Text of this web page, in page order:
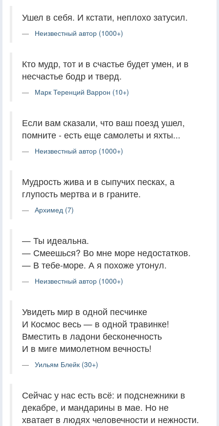
Ушел в себя. И кстати, неплохо затусил.
Неизвестный автор (1000+)
Кто мудр, тот и в счастье будет умен, и в
несчастье бодр и тверд.
Марк Теренций Варрон (10+)
Если вам сказали, что ваш поезд ушел,
помните - есть еще самолеты и яхты...
Неизвестный автор (1000+)
Мудрость жива и в сыпучих песках, а
глупость мертва и в граните.
Архимед (7)
— Ты идеальна.
— Смеешься? Во мне море недостатков.
— В тебе-море. А я похоже утонул.
Неизвестный автор (1000+)
Увидеть мир в одной песчинке
И Космос весь — в одной травинке!
Вместить в ладони бесконечность
И в миге мимолетном вечность!
Уильям Блейк (30+)
Сейчас у нас есть всё: и подснежники в
декабре, и мандарины в мае. Но не
хватает в людях человечности и нежности.